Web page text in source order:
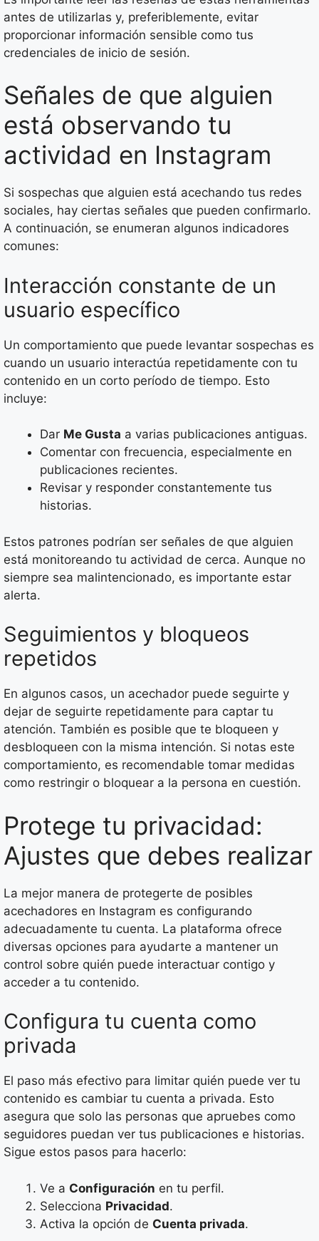
antes de utilizarlas y, preferiblemente, evitar
proporcionar información sensible como tus
credenciales de inicio de sesión.
Señales de que alguien
está observando tu
actividad en Instagram
Si sospechas que alguien está acechando tus redes
sociales, hay ciertas señales que pueden confirmarlo.
A continuación, se enumeran algunos indicadores
comunes:
Interacción constante de un
usuario específico
Un comportamiento que puede levantar sospechas es
cuando un usuario interactúa repetidamente con tu
contenido en un corto período de tiempo. Esto
incluye:
Dar Me Gusta a varias publicaciones antiguas.
Comentar con frecuencia, especialmente en
publicaciones recientes.
Revisar y responder constantemente tus
historias.
Estos patrones podrían ser señales de que alguien
está monitoreando tu actividad de cerca. Aunque no
siempre sea malintencionado, es importante estar
alerta.
Seguimientos y bloqueos
repetidos
En algunos casos, un acechador puede seguirte y
dejar de seguirte repetidamente para captar tu
atención. También es posible que te bloqueen y
desbloqueen con la misma intención. Si notas este
comportamiento, es recomendable tomar medidas
como restringir o bloquear a la persona en cuestión.
Protege tu privacidad:
Ajustes que debes realizar
La mejor manera de protegerte de posibles
acechadores en Instagram es configurando
adecuadamente tu cuenta. La plataforma ofrece
diversas opciones para ayudarte a mantener un
control sobre quién puede interactuar contigo y
acceder a tu contenido.
Configura tu cuenta como
privada
El paso más efectivo para limitar quién puede ver tu
contenido es cambiar tu cuenta a privada. Esto
asegura que solo las personas que apruebes como
seguidores puedan ver tus publicaciones e historias.
Sigue estos pasos para hacerlo:
Ve a Configuración en tu perfil.
Selecciona Privacidad.
Activa la opción de Cuenta privada.